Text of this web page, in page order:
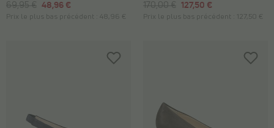
69,95 € 48,96 €
Prix le plus bas précédent : 48,96 €
170,00 € 127,50 €
Prix le plus bas précédent : 127,50 €